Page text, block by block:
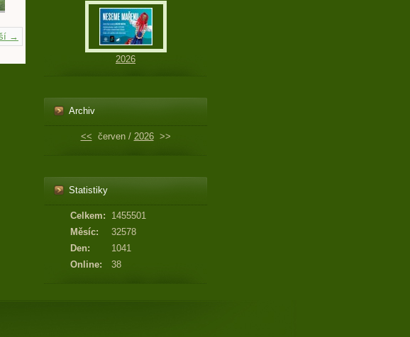
→
2026
Archiv
<< červen / 2026 >>
Statistiky
Online: 38
Celkem:
1455501
Měsíc:
32578
Den:
1041